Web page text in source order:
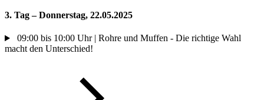
3. Tag – Donnerstag, 22.05.2025
09:00 bis 10:00 Uhr | Rohre und Muffen - Die richtige Wahl
macht den Unterschied!